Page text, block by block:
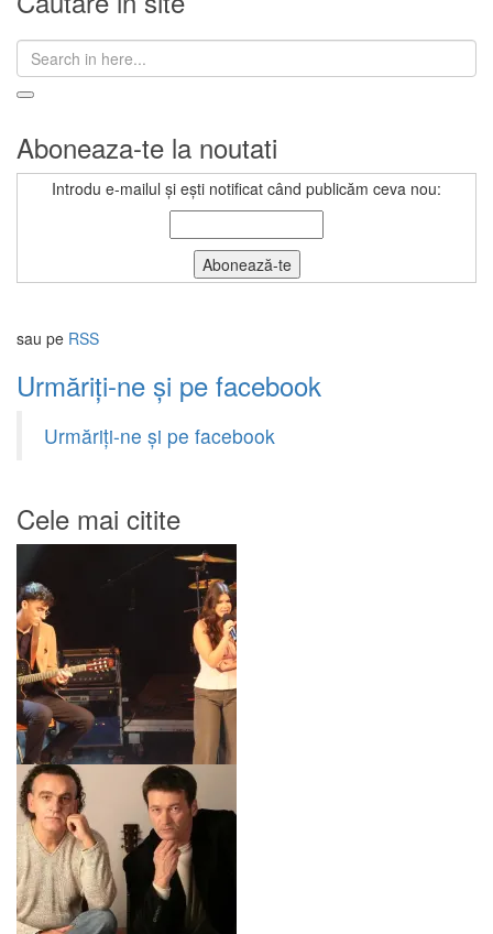
Search
for:
Aboneaza-te la noutati
Introdu e-mailul și ești notificat când publicăm ceva nou:
sau pe RSS
Urmăriți-ne și pe facebook
Urmăriți-ne și pe facebook
Cele mai citite